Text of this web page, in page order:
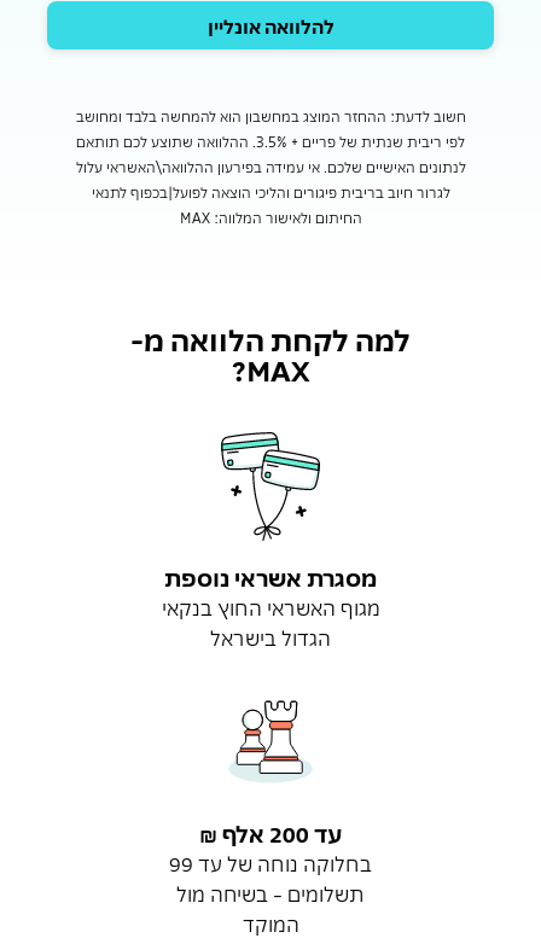
להלוואה אונליין
חשוב לדעת: ההחזר המוצג במחשבון הוא להמחשה בלבד ומחושב
לפי ריבית שנתית של פריים + 3.5%. ההלוואה שתוצע לכם תותאם
לנתונים האישיים שלכם. אי עמידה בפירעון ההלוואה\האשראי עלול
לגרור חיוב בריבית פיגורים והליכי הוצאה לפועל|בכפוף לתנאי
החיתום ולאישור המלווה: MAX
למה לקחת הלוואה מ-
MAX?
מסגרת אשראי נוספת
מגוף האשראי החוץ בנקאי
הגדול בישראל
עד 200 אלף ₪
בחלוקה נוחה של עד 99
תשלומים - בשיחה מול
המוקד